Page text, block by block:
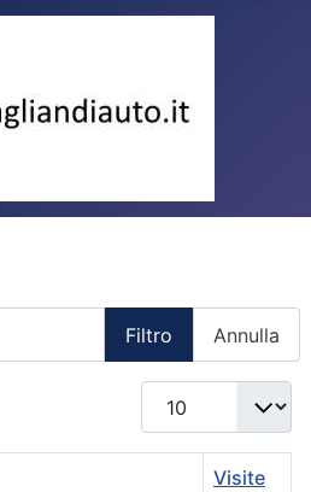
Filtro Annulla
Visualizza n.
Visite